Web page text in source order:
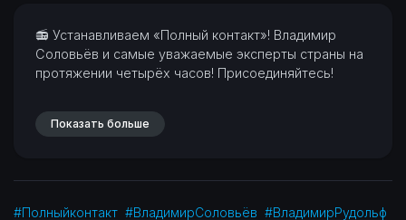
⁣📻 Устанавливаем «Полный контакт»! Владимир
Соловьёв и самые уважаемые эксперты страны на
протяжении четырёх часов! Присоединяйтесь!
Показать больше
#Полныйконтакт #ВладимирСоловьёв #ВладимирРудольф